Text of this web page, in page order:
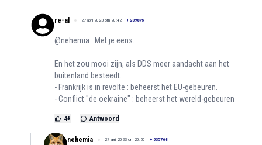
re-al 27 april 2023 om 20:42 + 209875
@nehemia : Met je eens.
En het zou mooi zijn, als DDS meer aandacht aan het
buitenland besteedt.
- Frankrijk is in revolte : beheerst het EU-gebeuren.
- Conflict "de oekraine" : beheerst het wereld-gebeuren
4+ Antwoord
nehemia 27 april 2023 om 20:50 + 535768